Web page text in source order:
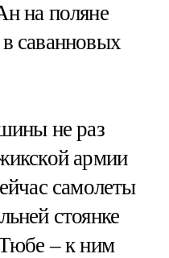
на поляне
саванновых
не раз
армии
самолеты
стоянке
– к ним